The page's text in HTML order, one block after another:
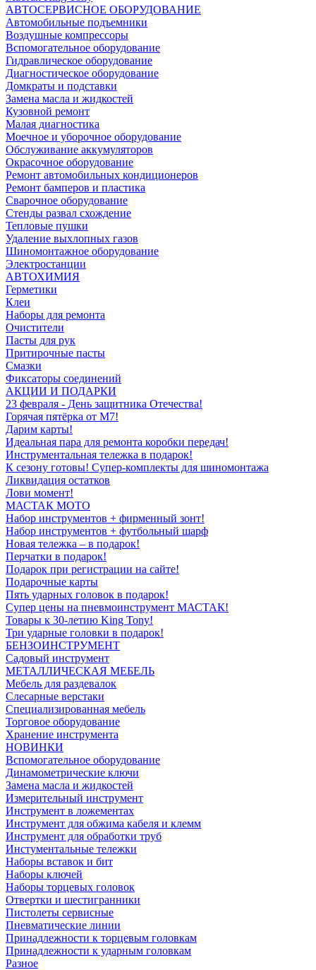
АВТОСЕРВИСНОЕ ОБОРУДОВАНИЕ
Автомобильные подъемники
Воздушные компрессоры
Вспомогательное оборудование
Гидравлическое оборудование
Диагностическое оборудование
Домкраты и подставки
Замена масла и жидкостей
Кузовной ремонт
Малая диагностика
Моечное и уборочное оборудование
Обслуживание аккумуляторов
Окрасочное оборудование
Ремонт автомобильных кондиционеров
Ремонт бамперов и пластика
Сварочное оборудование
Стенды развал схождение
Тепловые пушки
Удаление выхлопных газов
Шиномонтажное оборудование
Электростанции
АВТОХИМИЯ
Герметики
Клеи
Наборы для ремонта
Очистители
Пасты для рук
Притирочные пасты
Смазки
Фиксаторы соединений
АКЦИИ И ПОДАРКИ
23 февраля - День защитника Отечества!
Горячая пятёрка от M7!
Дарим карты!
Идеальная пара для ремонта коробки передач!
Инструментальная тележка в подарок!
К сезону готовы! Супер-комплекты для шиномонтажа
Ликвидация остатков
Лови момент!
МАСТАК МОТО
Набор инструментов + фирменный зонт!
Набор инструментов + футбольный шарф
Новая тележка – в подарок!
Перчатки в подарок!
Подарок при регистрации на сайте!
Подарочные карты
Пять ударных головок в подарок!
Супер цены на пневмоинструмент МАСТАК!
Товары к 30-летию King Tony!
Три ударные головки в подарок!
БЕНЗОИНСТРУМЕНТ
Садовый инструмент
МЕТАЛЛИЧЕСКАЯ МЕБЕЛЬ
Мебель для раздевалок
Слесарные верстаки
Специализированная мебель
Торговое оборудование
Хранение инструмента
НОВИНКИ
Вспомогательное оборудование
Динамометрические ключи
Замена масла и жидкостей
Измерительный инструмент
Инструмент в ложементах
Инструмент для обжима кабеля и клемм
Инструмент для обработки труб
Инстументальные тележки
Наборы вставок и бит
Наборы ключей
Наборы торцевых головок
Отвертки и шестигранники
Пистолеты сервисные
Пневматические линии
Принадлежности к торцевым головкам
Принадлежности к ударным головкам
Разное